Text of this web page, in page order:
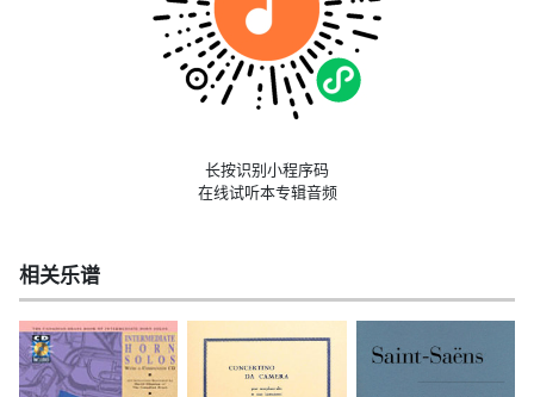
长按识别小程序码
在线试听本专辑音频
相关乐谱